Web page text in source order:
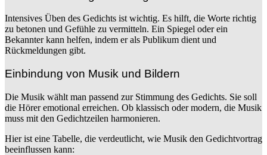
Intensives Üben des Gedichts ist wichtig. Es hilft, die Worte richtig
zu betonen und Gefühle zu vermitteln. Ein Spiegel oder ein
Bekannter kann helfen, indem er als Publikum dient und
Rückmeldungen gibt.
Einbindung von Musik und Bildern
Die Musik wählt man passend zur Stimmung des Gedichts. Sie soll
die Hörer emotional erreichen. Ob klassisch oder modern, die Musik
muss mit den Gedichtzeilen harmonieren.
Hier ist eine Tabelle, die verdeutlicht, wie Musik den Gedichtvortrag
beeinflussen kann: